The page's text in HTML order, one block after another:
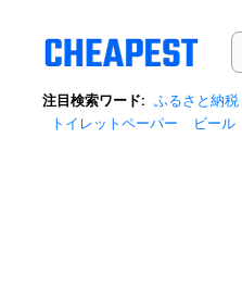
注目検索ワード: ふるさと納税
トイレットペーパー
ビール